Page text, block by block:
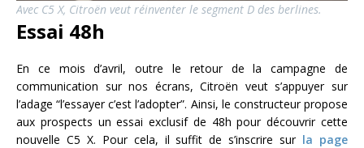
Avec C5 X, Citroën veut réinventer le segment D des berlines.
Essai 48h
En ce mois d’avril, outre le retour de la campagne de
communication sur nos écrans, Citroën veut s’appuyer sur
l’adage “l’essayer c’est l’adopter”. Ainsi, le constructeur propose
aux prospects un essai exclusif de 48h pour découvrir cette
nouvelle C5 X. Pour cela, il suffit de s’inscrire sur la page